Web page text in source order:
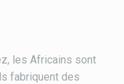
les Africains sont
fabriquent des